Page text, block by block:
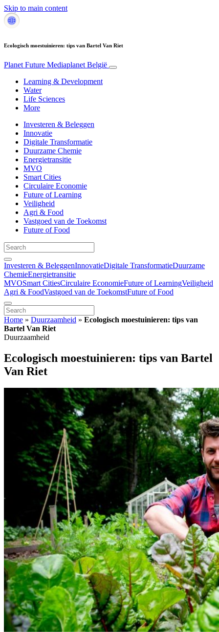
Skip to main content
Ecologisch moestuinieren: tips van Bartel Van Riet
Planet Future Mediaplanet België
Learning & Development
Water
Life Sciences
More
Investeren & Beleggen
Innovatie
Digitale Transformatie
Duurzame Chemie
Energietransitie
MVO
Smart Cities
Circulaire Economie
Future of Learning
Veiligheid
Agri & Food
Vastgoed van de Toekomst
Future of Food
Investeren & BeleggenInnovatieDigitale TransformatieDuurzame
ChemieEnergietransitie
MVOSmart CitiesCirculaire EconomieFuture of LearningVeiligheid
Agri & FoodVastgoed van de ToekomstFuture of Food
Home » Duurzaamheid » Ecologisch moestuinieren: tips van
Bartel Van Riet
Duurzaamheid
Ecologisch moestuinieren: tips van Bartel
Van Riet